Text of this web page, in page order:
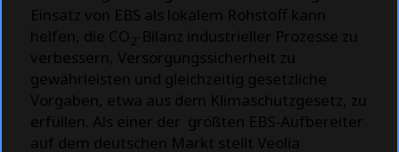
Einsatz von EBS als lokalem Rohstoff kann
helfen, die CO2-Bilanz industrieller Prozesse zu
verbessern, Versorgungssicherheit zu
gewährleisten und gleichzeitig gesetzliche
Vorgaben, etwa aus dem Klimaschutzgesetz, zu
erfüllen. Als einer der größten EBS-Aufbereiter
auf dem deutschen Markt stellt Veolia